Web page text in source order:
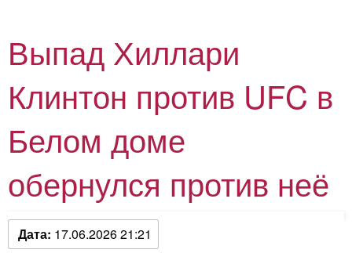
Выпад Хиллари
Клинтон против UFC в
Белом доме
обернулся против неё
Дата: 17.06.2026 21:21